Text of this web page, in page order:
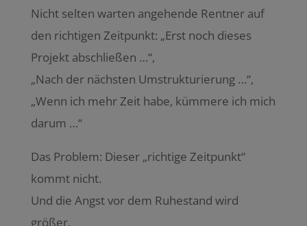
Nicht selten warten angehende Rentner auf
den richtigen Zeitpunkt: „Erst noch dieses
Projekt abschließen …“,
„Nach der nächsten Umstrukturierung …“,
„Wenn ich mehr Zeit habe, kümmere ich mich
darum …“
Das Problem: Dieser „richtige Zeitpunkt“
kommt nicht.
Und die Angst vor dem Ruhestand wird
größer.